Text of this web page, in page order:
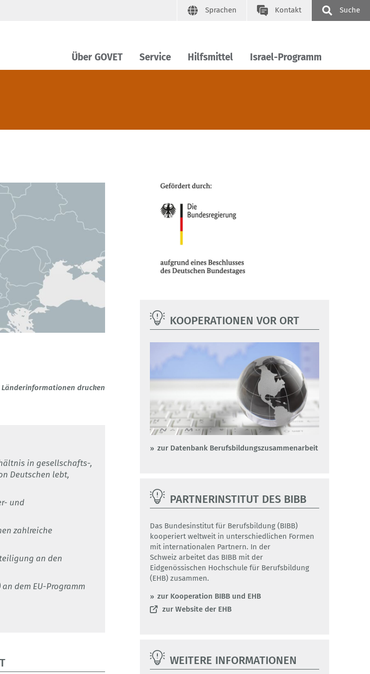
Sprachen Kontakt Suche
Über GOVET Service Hilfsmittel Israel-Programm
Länderinformationen drucken
in gesellschafts-,
Deutschen lebt,
und
zahlreiche
an den
dem EU-Programm
KOOPERATIONEN VOR ORT
zur Datenbank Berufsbildungszusammenarbeit
PARTNERINSTITUT DES BIBB
Das Bundesinstitut für Berufsbildung (BIBB)
kooperiert weltweit in unterschiedlichen Formen
mit internationalen Partnern. In der
Schweiz arbeitet das BIBB mit der
Eidgenössischen Hochschule für Berufsbildung
(EHB) zusammen.
zur Kooperation BIBB und EHB
zur Website der EHB
WEITERE INFORMATIONEN